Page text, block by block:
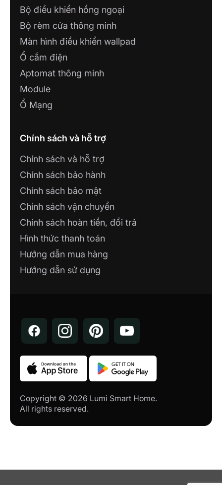
Bộ điều khiển hồng ngoại
Bộ rèm cửa thông minh
Màn hình điều khiển wallpad
Ổ cắm điện
Aptomat thông minh
Module
Ổ Mạng
Chính sách và hỗ trợ
Chính sách và hỗ trợ
Chính sách bảo hành
Chính sách bảo mật
Chính sách vận chuyển
Chính sách hoàn tiền, đổi trả
Hình thức thanh toán
Hướng dẫn mua hàng
Hướng dẫn sử dụng
Copyright © 2026 Lumi Smart Home.
All rights reserved.